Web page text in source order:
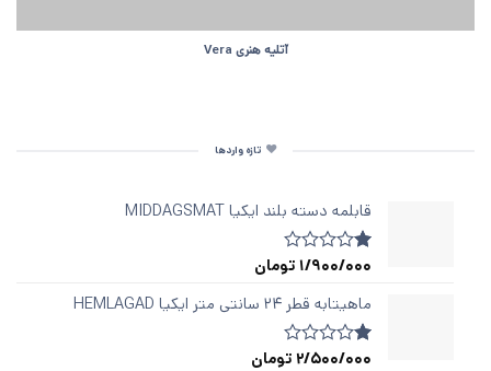
آتلیه هنری Vera
تازه واردها
قابلمه دسته‌ بلند ایکیا MIDDAGSMAT
امتیازدهی
از
در
1
امتیازدهی
1/900/000 تومان
ماهیتابه قطر ۲۴ سانتی متر ایکیا HEMLAGAD
امتیازدهی
1
2/500/000 تومان